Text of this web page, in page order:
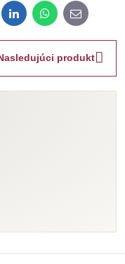
LinkedInWhatsApp
E-
mail
produkt